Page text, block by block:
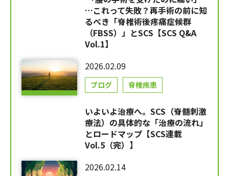
…これって失敗？再手術の前に知
るべき「脊椎術後疼痛症候群
（FBSS）」とSCS【SCS Q&A
Vol.1】
2026.02.09
ブログ 脊椎疾患
いよいよ治療へ。SCS（脊髄刺激
療法）の具体的な「治療の流れ」
とロードマップ【SCS連載
Vol.5（完）】
2026.02.14